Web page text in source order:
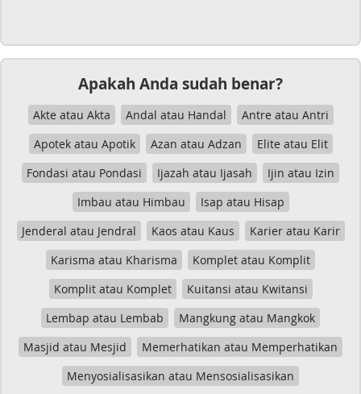
Apakah Anda sudah benar?
Akte atau Akta Andal atau Handal
Antre atau Antri
Apotek atau Apotik
Azan atau Adzan
Elite atau Elit
Fondasi atau Pondasi
Ijazah atau Ijasah
Ijin atau Izin
Imbau atau Himbau
Isap atau Hisap
Jenderal atau Jendral
Kaos atau Kaus
Karier atau Karir
Karisma atau Kharisma
Komplet atau Komplit
Komplit atau Komplet
Kuitansi atau Kwitansi
Lembap atau Lembab
Mangkung atau Mangkok
Masjid atau Mesjid
Memerhatikan atau Memperhatikan
Menyosialisasikan atau Mensosialisasikan